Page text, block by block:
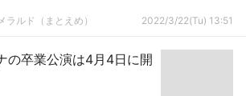
ルド（まとえめ） 2022/3/22(Tu) 13:51
の卒業公演は4月4日に開